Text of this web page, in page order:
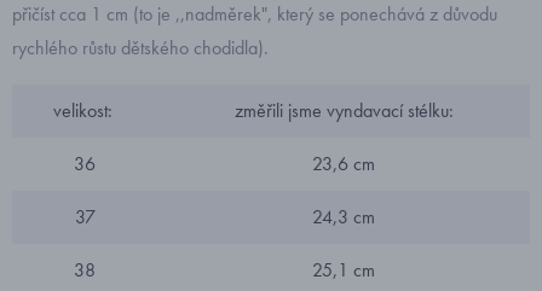
přičíst cca 1 cm (to je ,,nadměrek", který se ponechává z důvodu
rychlého růstu dětského chodidla).
velikost: změřili jsme vyndavací stélku:
36 23,6 cm
37 24,3 cm
38 25,1 cm